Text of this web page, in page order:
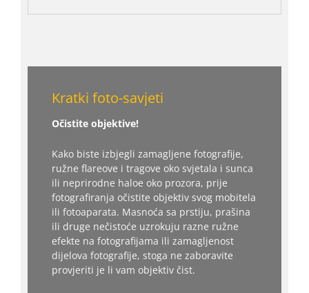
Kratki foto-savjeti
Očistite objektive!
Kako biste izbjegli zamagljene fotografije,
ružne flareove i tragove oko svjetala i sunca
ili neprirodne haloe oko prozora, prije
fotografiranja očistite objektiv svog mobitela
ili fotoaparata. Masnoća sa prstiju, prašina
ili druge nečistoće uzrokuju razne ružne
efekte na fotografijama ili zamagljenost
dijelova fotografije, stoga ne zaboravite
provjeriti je li vam objektiv čist.